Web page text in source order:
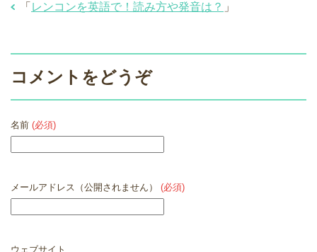
「 レンコンを英語で！読み方や発音は？ 」
コメントをどうぞ
名前 (必須)
メールアドレス（公開されません） (必須)
ウェブサイト